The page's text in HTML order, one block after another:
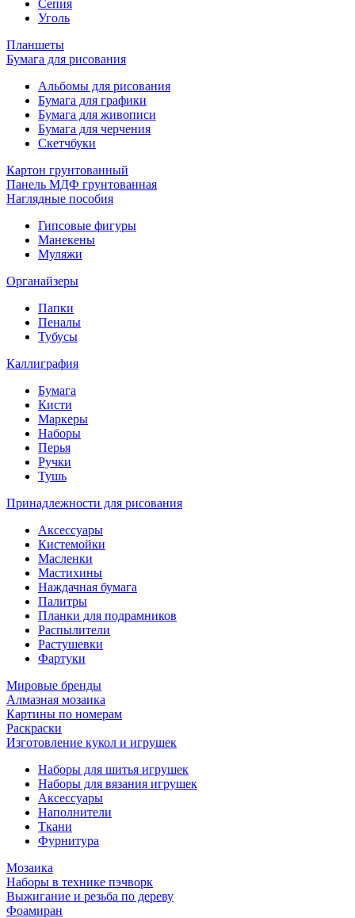
Сепия
Уголь
Планшеты
Бумага для рисования
Альбомы для рисования
Бумага для графики
Бумага для живописи
Бумага для черчения
Скетчбуки
Картон грунтованный
Панель МДФ грунтованная
Наглядные пособия
Гипсовые фигуры
Манекены
Муляжи
Органайзеры
Папки
Пеналы
Тубусы
Каллиграфия
Бумага
Кисти
Маркеры
Наборы
Перья
Ручки
Тушь
Принадлежности для рисования
Аксессуары
Кистемойки
Масленки
Мастихины
Наждачная бумага
Палитры
Планки для подрамников
Распылители
Растушевки
Фартуки
Мировые бренды
Алмазная мозаика
Картины по номерам
Раскраски
Изготовление кукол и игрушек
Наборы для шитья игрушек
Наборы для вязания игрушек
Аксессуары
Наполнители
Ткани
Фурнитура
Мозаика
Наборы в технике пэчворк
Выжигание и резьба по дереву
Фоамиран